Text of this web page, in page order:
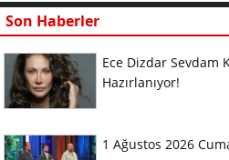
Son Haberler
Ece Dizdar Sevdam
Hazırlanıyor!
1 Ağustos 2026